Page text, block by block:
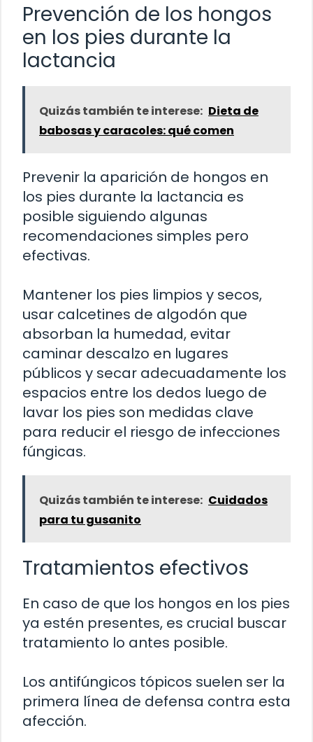
Prevención de los hongos
en los pies durante la
lactancia
Quizás también te interese: Dieta de
babosas y caracoles: qué comen
Prevenir la aparición de hongos en
los pies durante la lactancia es
posible siguiendo algunas
recomendaciones simples pero
efectivas.
Mantener los pies limpios y secos,
usar calcetines de algodón que
absorban la humedad, evitar
caminar descalzo en lugares
públicos y secar adecuadamente los
espacios entre los dedos luego de
lavar los pies son medidas clave
para reducir el riesgo de infecciones
fúngicas.
Quizás también te interese: Cuidados
para tu gusanito
Tratamientos efectivos
En caso de que los hongos en los pies
ya estén presentes, es crucial buscar
tratamiento lo antes posible.
Los antifúngicos tópicos suelen ser la
primera línea de defensa contra esta
afección.